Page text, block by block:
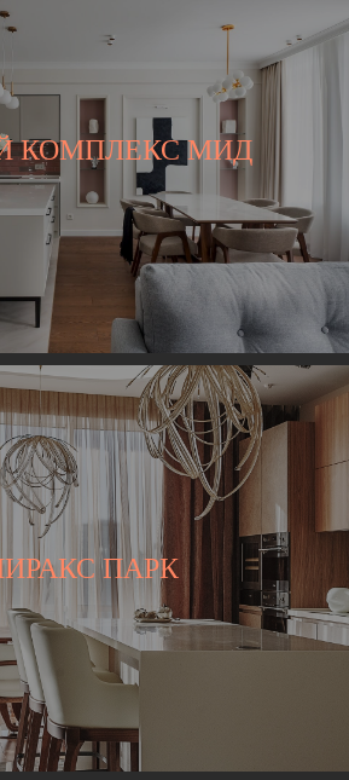
КОМПЛЕКС МИД
ПАРК